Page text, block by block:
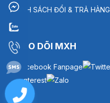
CHÍNH SÁCH ĐỔI & TRẢ HÀNG
THEO DÕI MXH
0909